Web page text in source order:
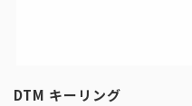
DTM キーリング